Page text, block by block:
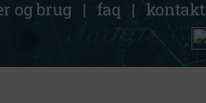
og brug | faq | kontakt